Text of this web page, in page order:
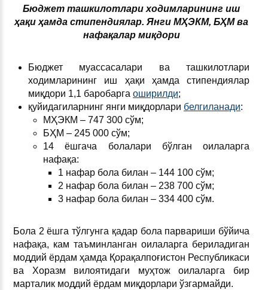
Бюджет ташкилотлари ходимларининг иш
ҳақи ҳамда стипендиялар. Янги МҲЭКМ, БҲМ ва
нафақалар миқдори
Бюджет муассасалари ва ташкилотлари
ходимларининг иш ҳақи ҳамда стипендиялар
миқдори 1,1 баробарга оширилди;
қуйидагиларнинг янги миқдорлари белгиланади:
МҲЭКМ – 747 300 сўм;
БҲМ – 245 000 сўм;
14 ёшгача болалари бўлган оилаларга
нафақа:
1 нафар бола билан – 144 100 сўм;
2 нафар бола билан – 238 700 сўм;
3 нафар бола билан – 334 400 сўм.
Бола 2 ёшга тўлгунга қадар бола парвариши бўйича
нафақа, кам таъминланган оилаларга бериладиган
моддий ёрдам ҳамда Қорақалпоғистон Республикаси
ва Хоразм вилоятидаги муҳтож оилаларга бир
марталик моддий ёрдам миқдорлари ўзгармайди.